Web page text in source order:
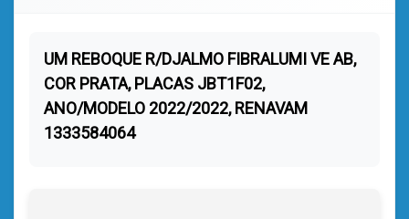
UM REBOQUE R/DJALMO FIBRALUMI VE AB,
COR PRATA, PLACAS JBT1F02,
ANO/MODELO 2022/2022, RENAVAM
1333584064